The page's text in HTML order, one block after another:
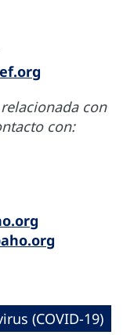
con
con:
‎‎(COVID-19)‎